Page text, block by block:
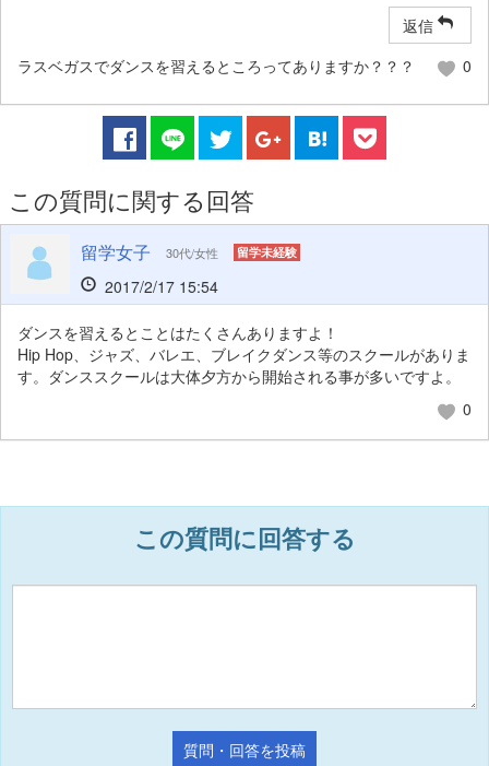
返信
ラスベガスでダンスを習えるところってありますか？？？
0
この質問に関する回答
留学女子 30代/女性 留学未経験
2017/2/17 15:54
ダンスを習えるとことはたくさんありますよ！
Hip Hop、ジャズ、バレエ、ブレイクダンス等のスクールがありま
す。ダンススクールは大体夕方から開始される事が多いですよ。
0
この質問に回答する
質問・回答を投稿